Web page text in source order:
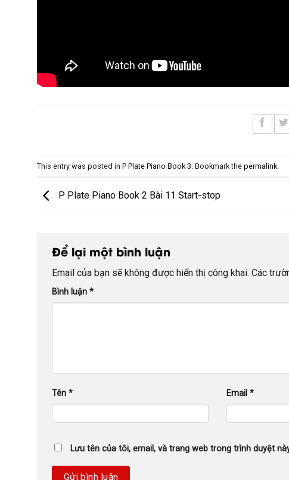
This entry was posted in P Plate Piano Book 3 . Bookmark the permalink
P Plate Piano Book 2 Bài 11 Start-stop
Để lại một bình luận
Email của bạn sẽ không được hiển thị công khai. Các
Bình luận *
Tên * Email*
Lưu tên của tôi, email, và trang web trong trình duyệt